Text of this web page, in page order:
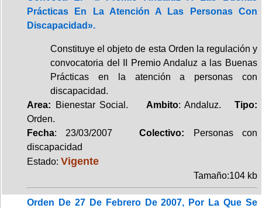
Prácticas En La Atención A Las Personas Con
Discapacidad».
Constituye el objeto de esta Orden la regulación y
convocatoria del II Premio Andaluz a las Buenas
Prácticas en la atención a personas con
discapacidad.
Area: Bienestar Social. Ambito: Andaluz.Tipo:
Orden.
Fecha: 23/03/2007 Colectivo:
Personas con
discapacidad
Estado: Vigente
Tamaño:104 kb
Orden De 27 De Febrero De 2007, Por La Que Se